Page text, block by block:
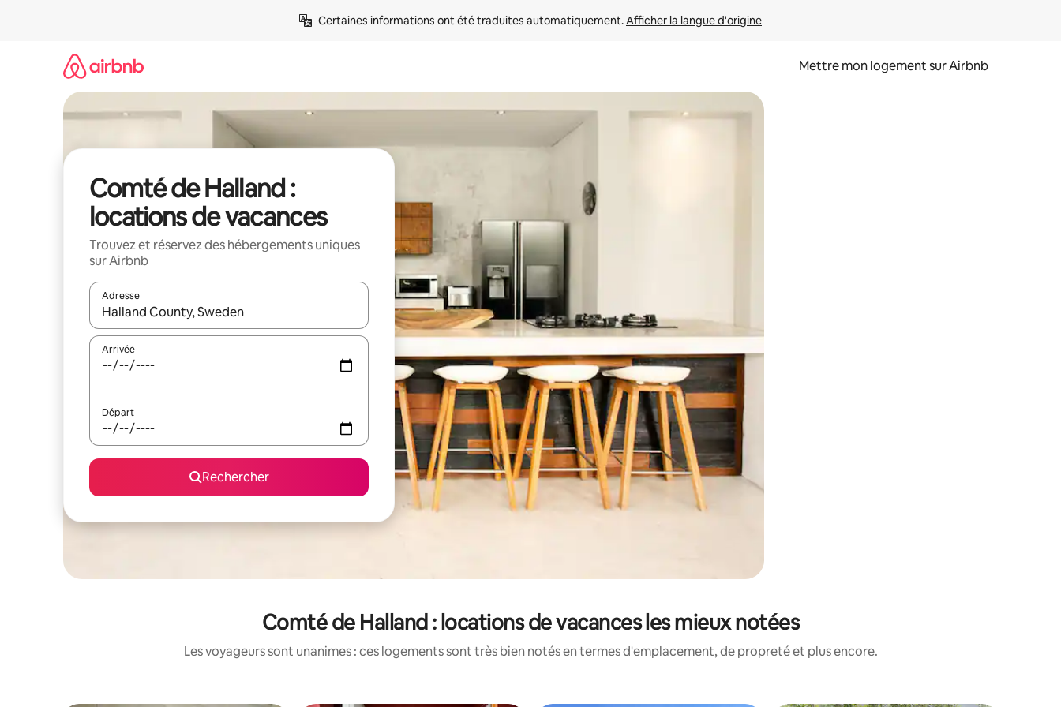
Certaines informations ont été traduites automatiquement. Afficher la langue d'origine
Mettre mon logement sur Airbnb
Comté de Halland :
locations de vacances
Trouvez et réservez des hébergements uniques
sur Airbnb
Adresse
Lorsque les résultats s'affichent, utilisez les flèches vers le haut et vers le bas pour les parcourir ou en appuyant et en faisant glisser.
Arrivée
Départ
Rechercher
Comté de Halland : locations de vacances les mieux notées
Les voyageurs sont unanimes : ces logements sont très bien notés en termes d'emplacement, de propreté et plus encore.